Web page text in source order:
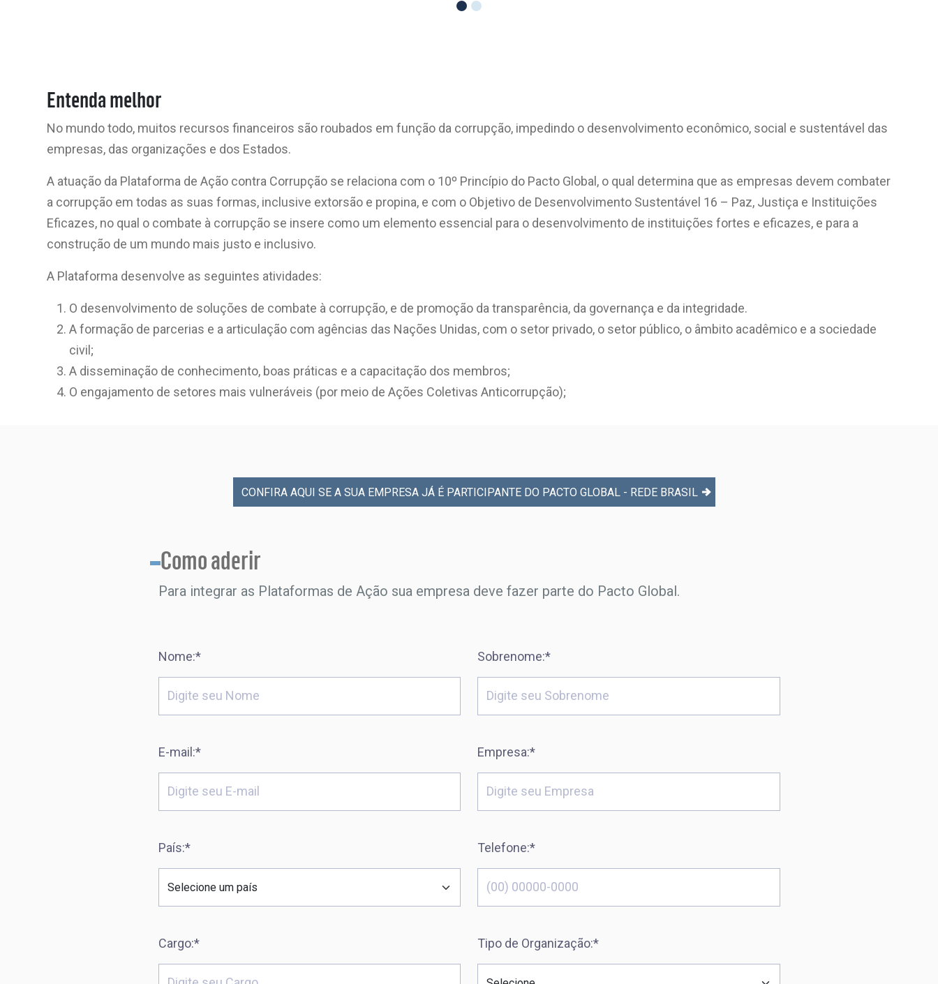
Entenda melhor
No mundo todo, muitos recursos financeiros são roubados em função da corrupção, impedindo o desenvolvimento econômico, social e sustentável das
empresas, das organizações e dos Estados.
A atuação da Plataforma de Ação contra Corrupção se relaciona com o 10º Princípio do Pacto Global, o qual determina que as empresas devem combater
a corrupção em todas as suas formas, inclusive extorsão e propina, e com o Objetivo de Desenvolvimento Sustentável 16 – Paz, Justiça e Instituições
Eficazes, no qual o combate à corrupção se insere como um elemento essencial para o desenvolvimento de instituições fortes e eficazes, e para a
construção de um mundo mais justo e inclusivo.
A Plataforma desenvolve as seguintes atividades:
O desenvolvimento de soluções de combate à corrupção, e de promoção da transparência, da governança e da integridade.
A formação de parcerias e a articulação com agências das Nações Unidas, com o setor privado, o setor público, o âmbito acadêmico e a sociedade
civil;
A disseminação de conhecimento, boas práticas e a capacitação dos membros;
O engajamento de setores mais vulneráveis (por meio de Ações Coletivas Anticorrupção);
CONFIRA AQUI SE A SUA EMPRESA JÁ É PARTICIPANTE DO PACTO GLOBAL - REDE BRASIL
Como aderir
Para integrar as Plataformas de Ação sua empresa deve fazer parte do Pacto Global.
Nome:* Sobrenome:*
E-mail:* Empresa:*
País:* Telefone:*
Cargo:* Tipo de Organização:*